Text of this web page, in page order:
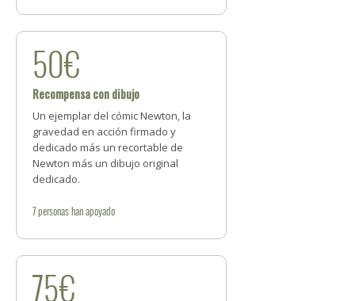
50€
Recompensa con dibujo
Un ejemplar del cómic Newton, la
gravedad en acción firmado y
dedicado más un recortable de
Newton más un dibujo original
dedicado.
7personashan apoyado
75€